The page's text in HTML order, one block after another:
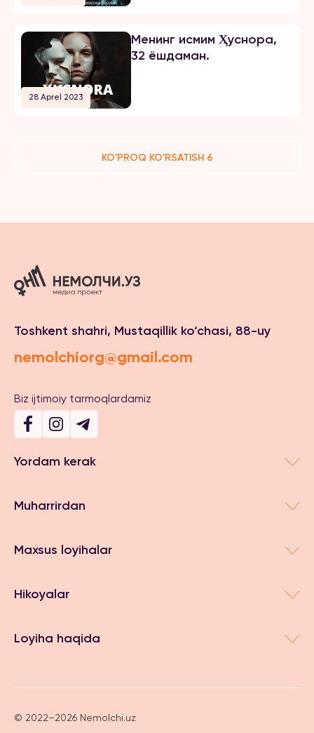
28 Aprel 2023
Менинг исмим Ҳуснора,
32 ёшдаман.
KO'PROQ KO'RSATISH 6
Toshkent shahri, Mustaqillik ko‘chasi, 88-uy
nemolchiorg@gmail.com
Biz ijtimoiy tarmoqlardamiz
Yordam kerak
Muharrirdan
Maxsus loyihalar
Hikoyalar
Loyiha haqida
© 2022–2026 Nemolchi.uz